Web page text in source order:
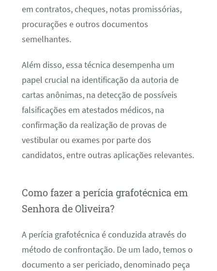
em contratos, cheques, notas promissórias,
procurações e outros documentos
semelhantes.
Além disso, essa técnica desempenha um
papel crucial na identificação da autoria de
cartas anônimas, na detecção de possíveis
falsificações em atestados médicos, na
confirmação da realização de provas de
vestibular ou exames por parte dos
candidatos, entre outras aplicações relevantes.
Como fazer a perícia grafotécnica em
Senhora de Oliveira?
A perícia grafotécnica é conduzida através do
método de confrontação. De um lado, temos o
documento a ser periciado, denominado peça